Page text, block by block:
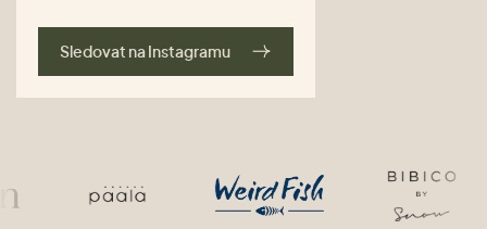
Sledovat na Instagramu